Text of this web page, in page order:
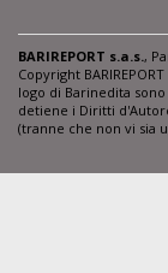
BARIREPORT s.a.s.,
Copyright
logo di Barinedita sono
detiene i Diritti
(tranne che non vi sia